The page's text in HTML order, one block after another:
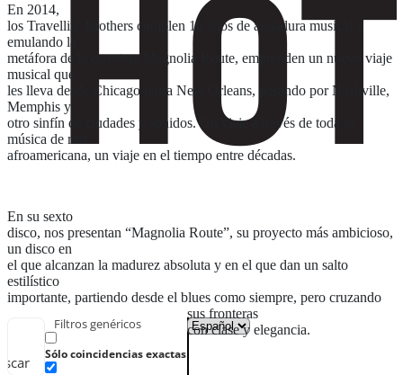
Filtros genéricos
Sólo coincidencias exactas
En 2014,
los Travellin’ Brothers cumplen 10 años de andadura musical y
emulando la
metáfora de la carretera Magnolia Route, emprenden un nuevo viaje
musical que
les lleva desde Chicago hasta New Orleans, pasando por Nashville,
Memphis y
otro sinfín de ciudades y sonidos. Un viaje a través de toda la
música de raíz
afroamericana, un viaje en el tiempo entre décadas.
En su sexto
disco, nos presentan “Magnolia Route”, su proyecto más ambicioso,
un disco en
el que alcanzan la madurez absoluta y en el que dan un salto
estilístico
importante, partiendo desde el blues como siempre, pero cruzando
sus fronteras
con clase y elegancia.